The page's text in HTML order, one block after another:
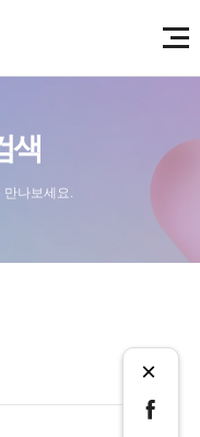
색
만나보세요.
×